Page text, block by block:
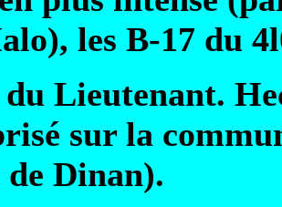
les B-17 du
Lieutenant.
sur la
de Dinan).